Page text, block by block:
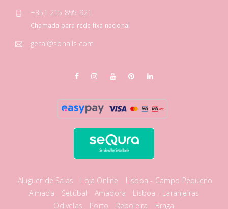
+351 215 895 921
Chamada para rede fixa nacional
geral@sbnails.com
Aluguer de Salas Loja Online
Lisboa - Campo Pequeno
Almada
Setúbal Amadora
Lisboa - Laranjeiras
Odivelas
Porto Reboleira Braga